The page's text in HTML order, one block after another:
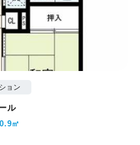
ョン
ール
㎡